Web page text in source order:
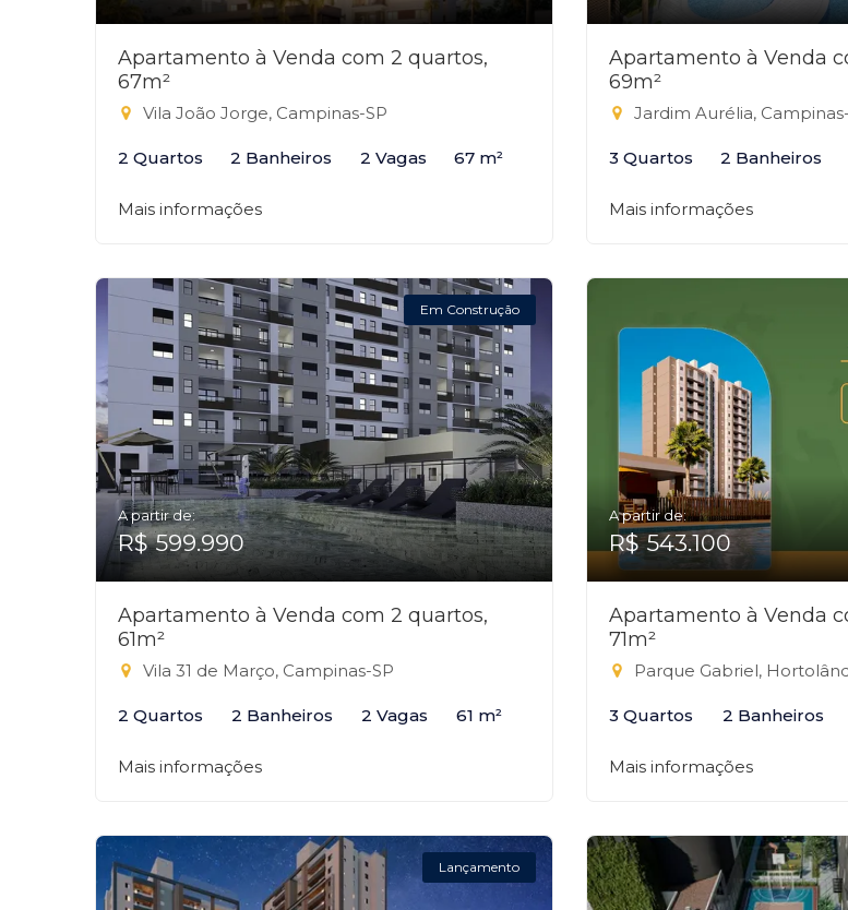
Apartamento à Venda com 2 quartos,
67m²
Vila João Jorge, Campinas-SP
2 Quartos 2 Banheiros 2 Vagas 67 m²
Mais informações
Apartamento à Venda
69m²
Jardim Aurélia,
3 Quartos 2 Banheiros
Mais informações
Em Construção
A partir de:
R$ 599.990
Apartamento à Venda com 2 quartos,
61m²
Vila 31 de Março, Campinas-SP
2 Quartos 2 Banheiros 2 Vagas 61 m²
Mais informações
A partir de:
R$ 543.100
Apartamento à Venda
71m²
Parque Gabriel,
3 Quartos 2 Banheiros
Mais informações
Lançamento